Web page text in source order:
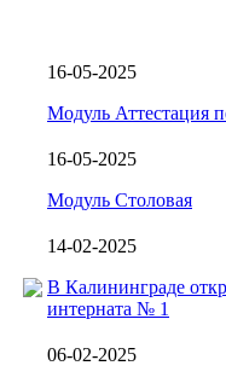
16-05-2025
Модуль Аттестация
16-05-2025
Модуль Столовая
14-02-2025
В Калининграде
интерната № 1
06-02-2025